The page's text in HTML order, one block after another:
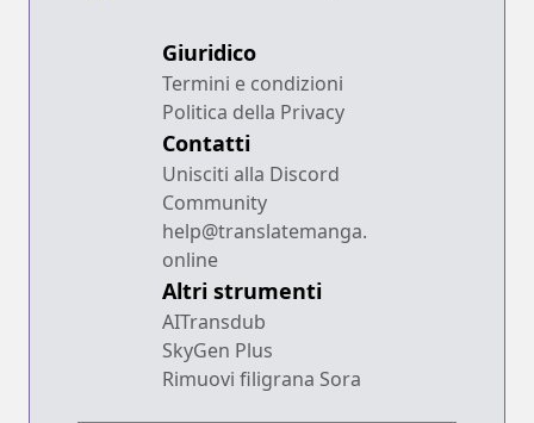
Giuridico
Termini e condizioni
Politica della Privacy
Contatti
Unisciti alla Discord
Community
help@translatemanga.
online
Altri strumenti
AITransdub
SkyGen Plus
Rimuovi filigrana Sora